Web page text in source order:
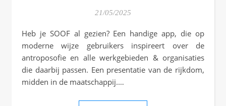
21/05/2025
Heb je SOOF al gezien? Een handige app, die op
moderne wijze gebruikers inspireert over de
antroposofie en alle werkgebieden & organisaties
die daarbij passen. Een presentatie van de rijkdom,
midden in de maatschappij.…